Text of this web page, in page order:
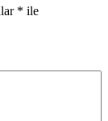
* ile